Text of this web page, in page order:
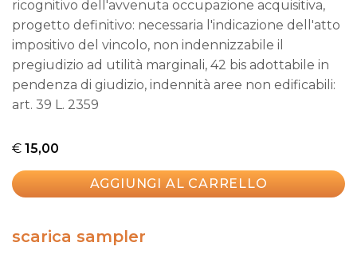
ricognitivo dell'avvenuta occupazione acquisitiva,
progetto definitivo: necessaria l'indicazione dell'atto
impositivo del vincolo, non indennizzabile il
pregiudizio ad utilità marginali, 42 bis adottabile in
pendenza di giudizio, indennità aree non edificabili:
art. 39 L. 2359
€ 15,00
AGGIUNGI AL CARRELLO
scarica sampler